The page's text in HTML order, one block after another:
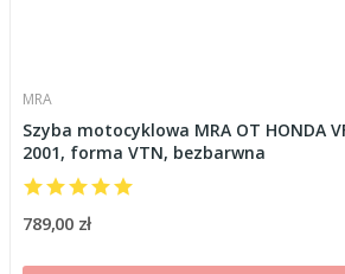
MRA
Szyba motocyklowa MRA OT HONDA
2001, forma VTN, bezbarwna
789,00 zł